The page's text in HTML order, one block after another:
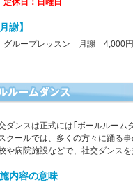
定休日：日曜日
月謝】
グループレッスン 月謝 4,000
ダンスは正式には｢ボールルーム
クールでは、多くの方々に踊る
や病院施設などで、社交ダンス
内容の意味